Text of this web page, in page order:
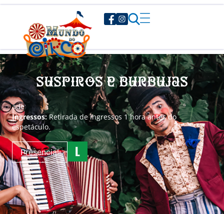
Suspiros e Burbujas
ade
Ingressos:Retirada de ingressos 1 hora antes do
espetáculo.
Presencial